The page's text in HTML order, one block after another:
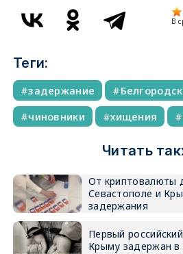
В
Теги:
задержание
чиновники
хищения
Читать
От криптовалюты
Севастополе и
задержания
Первый
Крыму задержан в